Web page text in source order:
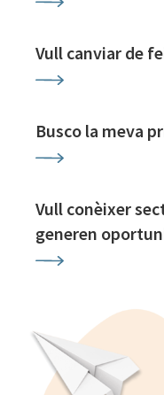
Vull canviar de
Busco la meva
Vull conèixer
generen